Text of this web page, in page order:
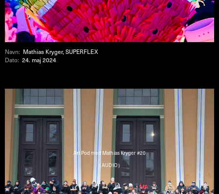
Navn: Mathias Kryger, SUPERFLEX
Dato:24. maj 2024
Art Pod med Mathias Kryger #20
( AUDIO )